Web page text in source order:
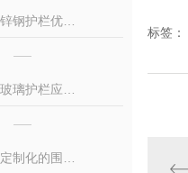
西安锌钢护栏优点是什么?现代城市防护的..方案
标签：